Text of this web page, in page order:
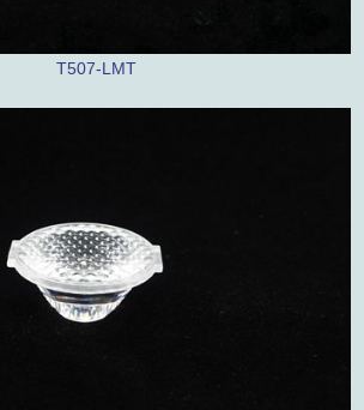
T507-LMT